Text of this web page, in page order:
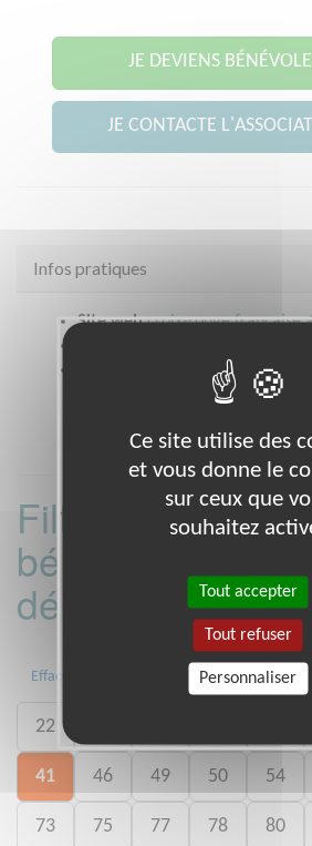
JE DEVIENS
JE CONTACTE
Infos pratiques
Site web croix-rouge française
Heures d'ouverture
du lundi au jeudi de 9h à 12 et
Filtrer les
bénévoles par
département :
Effacer 13 15
22
41 46 49 50 54
73 75 77 78 80
Ce site utilise des
et vous donne le
sur ceux que
souhaitez
Tout accepter
Tout refuser
Personnaliser